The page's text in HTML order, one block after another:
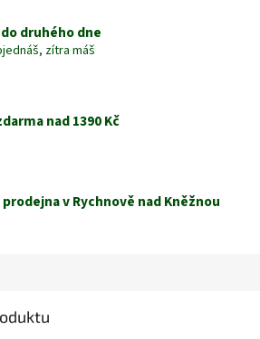
druhého dne
zítra máš
nad 1390 Kč
v Rychnově nad Kněžnou